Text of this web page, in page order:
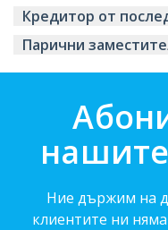
Кредитор от
Парични
Ние държим на
клиентите ни